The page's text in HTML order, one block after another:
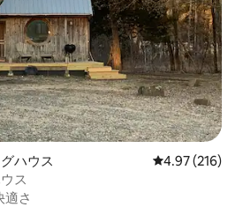
ハウス レビュー216
4.97 (216)
ス
適さ